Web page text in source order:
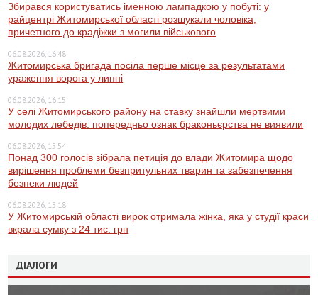
Збирався користуватись іменною лампадкою у побуті: у
райцентрі Житомирської області розшукали чоловіка,
причетного до крадіжки з могили військового
06.08.2026, 16:48
Житомирська бригада посіла перше місце за результатами
ураження ворога у липні
06.08.2026, 16:15
У селі Житомирського району на ставку знайшли мертвими
молодих лебедів: попередньо ознак браконьєрства не виявили
06.08.2026, 15:54
Понад 300 голосів зібрала петиція до влади Житомира щодо
вирішення проблеми безпритульних тварин та забезпечення
безпеки людей
06.08.2026, 15:18
У Житомирській області вирок отримала жінка, яка у студії краси
вкрала сумку з 24 тис. грн
ДІАЛОГИ